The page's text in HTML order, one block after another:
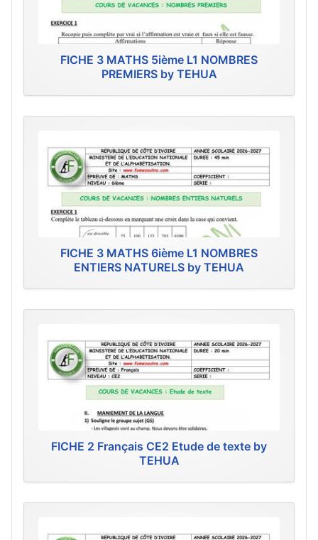
FICHE 3 MATHS 5ième L1 NOMBRES
PREMIERS by TEHUA
FICHE 3 MATHS 6ième L1 NOMBRES
ENTIERS NATURELS by TEHUA
FICHE 2 Français CE2 Etude de texte by
TEHUA